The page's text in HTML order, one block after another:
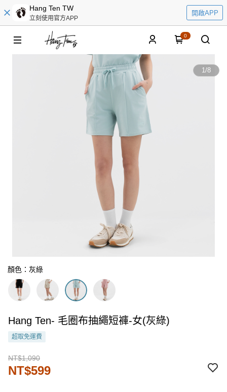
Hang Ten TW
立刻使用官方APP
開啟APP
0
1/8
顏色：灰綠
Hang Ten- 毛圈布抽繩短褲-女(灰綠)
超取免運費
NT$1,090
NT$599